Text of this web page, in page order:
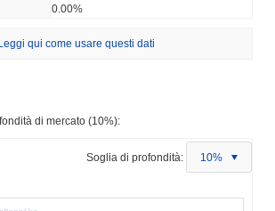
0.00%
qui come usare questi dati
di mercato (10%):
Soglia di profondità: 10%